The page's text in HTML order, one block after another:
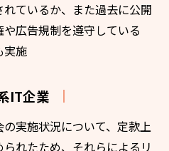
ているか、また過去に公開
広告規制を遵守している
実施
IT企業
実施状況について、定款上
れたため、それらによるリ